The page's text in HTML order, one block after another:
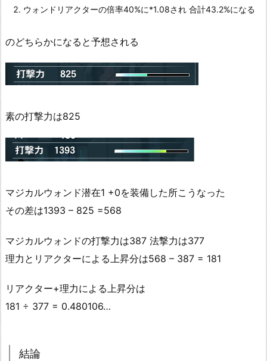
ウォンドリアクターの倍率40%に*1.08され 合計43.2%になる
のどちらかになると予想される
素の打撃力は825
マジカルウォンド潜在1 +0を装備した所こうなった
その差は1393 – 825 =568
マジカルウォンドの打撃力は387 法撃力は377
理力とリアクターによる上昇分は568 – 387 = 181
リアクター+理力による上昇分は
181 ÷ 377 = 0.480106…
結論